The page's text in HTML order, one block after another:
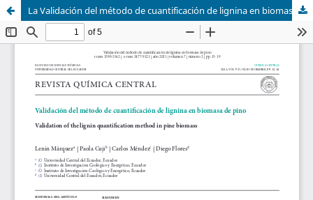
La Validación del método de cuantificación de lignina en biomasa de pino